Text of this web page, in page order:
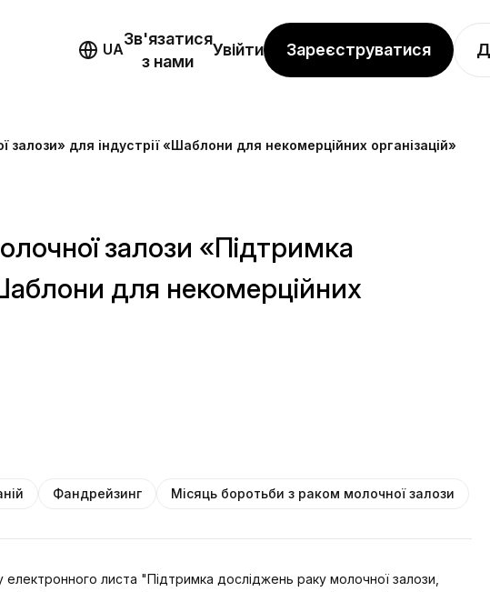
UA
Зв'язатися
з нами
Увійти Зареєструватися
для індустрії «Шаблони для некомерційних організацій»
залози «Підтримка
для некомерційних
Фандрейзинг Місяць боротьби з раком молочної залози
листа "Підтримка досліджень раку молочної залози,